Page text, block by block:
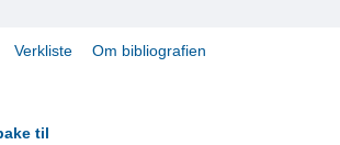
Verkliste Om bibliografien
til